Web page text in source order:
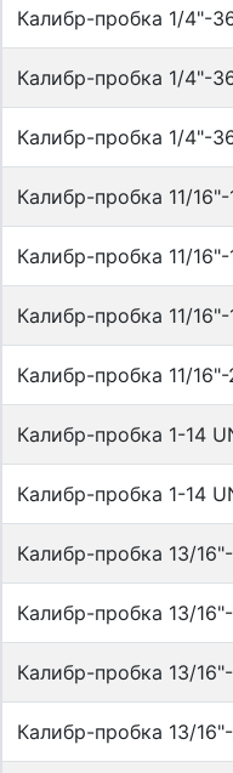
Калибр-пробка 1/4"-
Калибр-пробка 1/4"-
Калибр-пробка 1/4"-
Калибр-пробка 11/
Калибр-пробка 11/
Калибр-пробка 11/
Калибр-пробка 11/
Калибр-пробка 1-14
Калибр-пробка 1-14
Калибр-пробка 13/
Калибр-пробка 13/
Калибр-пробка 13/
Калибр-пробка 13/